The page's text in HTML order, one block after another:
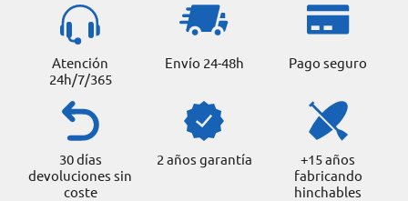
Atención
24h/7/365
Envío 24-48h Pago seguro
30 días
devoluciones sin
coste
2 años garantía
+15 años
fabricando
hinchables